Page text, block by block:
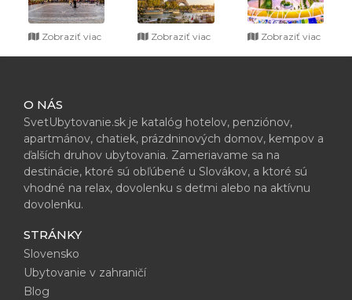
Zobraziť viac Zobraziť viac Zobraziť viac
O NÁS
SvetUbytovanie.sk je katalóg hotelov, penziónov,
apartmánov, chatiek, prázdninových domov, kempov a
ďalších druhov ubytovania. Zameriavame sa na
destinácie, ktoré sú obľúbené u Slovákov, a ktoré sú
vhodné na relax, dovolenku s deťmi alebo na aktívnu
dovolenku.
STRÁNKY
Slovensko
Ubytovanie v zahraničí
Blog